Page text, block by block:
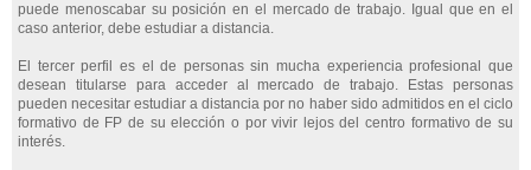
puede menoscabar su posición en el mercado de trabajo. Igual que en el
caso anterior, debe estudiar a distancia.
El tercer perfil es el de personas sin mucha experiencia profesional que
desean titularse para acceder al mercado de trabajo. Estas personas
pueden necesitar estudiar a distancia por no haber sido admitidos en el ciclo
formativo de FP de su elección o por vivir lejos del centro formativo de su
interés.